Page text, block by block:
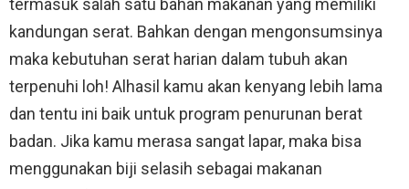
termasuk salah satu bahan makanan yang memiliki
kandungan serat. Bahkan dengan mengonsumsinya
maka kebutuhan serat harian dalam tubuh akan
terpenuhi loh! Alhasil kamu akan kenyang lebih lama
dan tentu ini baik untuk program penurunan berat
badan. Jika kamu merasa sangat lapar, maka bisa
menggunakan biji selasih sebagai makanan